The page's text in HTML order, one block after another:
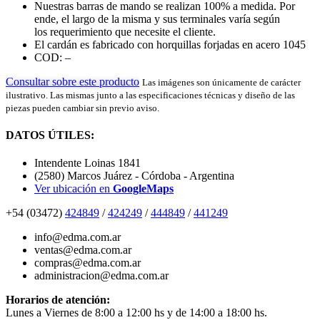
Nuestras barras de mando se realizan 100% a medida. Por
ende, el largo de la misma y sus terminales varía según
los requerimiento que necesite el cliente.
El cardán es fabricado con horquillas forjadas en acero 1045
COD: –
Consultar sobre este producto Las imágenes son únicamente de carácter
ilustrativo. Las mismas junto a las especificaciones técnicas y diseño de las
piezas pueden cambiar sin previo aviso.
DATOS ÚTILES:
Intendente Loinas 1841
(2580) Marcos Juárez - Córdoba - Argentina
Ver ubicación en GoogleMaps
+54 (03472) 424849 /424249 /444849 /441249
info@edma.com.ar
ventas@edma.com.ar
compras@edma.com.ar
administracion@edma.com.ar
Horarios de atención:
Lunes a Viernes de 8:00 a 12:00 hs y de 14:00 a 18:00 hs.